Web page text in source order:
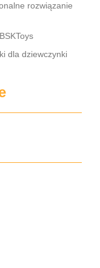
rozwiązanie
dla dziewczynki